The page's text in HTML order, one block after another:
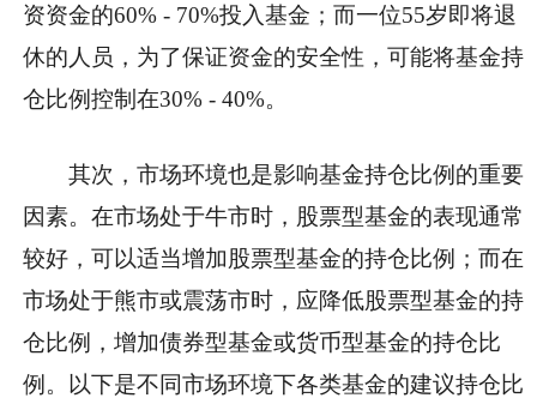
资资金的60% - 70%投入基金；而一位55岁即将退
休的人员，为了保证资金的安全性，可能将基金持
仓比例控制在30% - 40%。
其次，市场环境也是影响基金持仓比例的重要
因素。在市场处于牛市时，股票型基金的表现通常
较好，可以适当增加股票型基金的持仓比例；而在
市场处于熊市或震荡市时，应降低股票型基金的持
仓比例，增加债券型基金或货币型基金的持仓比
例。以下是不同市场环境下各类基金的建议持仓比